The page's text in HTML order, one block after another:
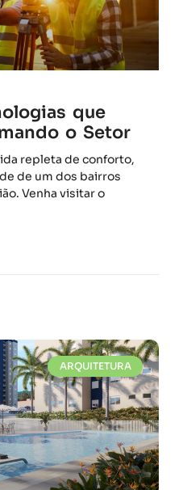
que
o Setor
repleta de conforto,
de um dos bairros
Venha visitar o
ARQUITETURA